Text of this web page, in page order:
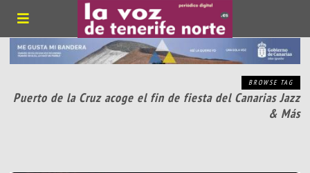
BROWSE TAG
Puerto de la Cruz acoge el fin de fiesta del Canarias Jazz
& Más